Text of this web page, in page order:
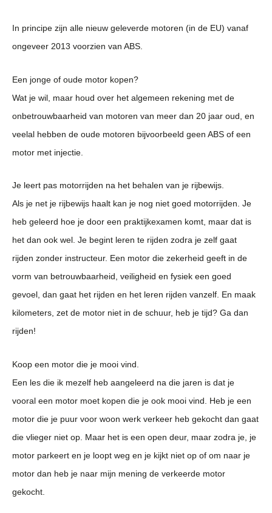
In principe zijn alle nieuw geleverde motoren (in de EU) vanaf
ongeveer 2013 voorzien van ABS.
Een jonge of oude motor kopen?
Wat je wil, maar houd over het algemeen rekening met de
onbetrouwbaarheid van motoren van meer dan 20 jaar oud, en
veelal hebben de oude motoren bijvoorbeeld geen ABS of een
motor met injectie.
Je leert pas motorrijden na het behalen van je rijbewijs.
Als je net je rijbewijs haalt kan je nog niet goed motorrijden. Je
heb geleerd hoe je door een praktijkexamen komt, maar dat is
het dan ook wel. Je begint leren te rijden zodra je zelf gaat
rijden zonder instructeur. Een motor die zekerheid geeft in de
vorm van betrouwbaarheid, veiligheid en fysiek een goed
gevoel, dan gaat het rijden en het leren rijden vanzelf. En maak
kilometers, zet de motor niet in de schuur, heb je tijd? Ga dan
rijden!
Koop een motor die je mooi vind.
Een les die ik mezelf heb aangeleerd na die jaren is dat je
vooral een motor moet kopen die je ook mooi vind. Heb je een
motor die je puur voor woon werk verkeer heb gekocht dan gaat
die vlieger niet op. Maar het is een open deur, maar zodra je, je
motor parkeert en je loopt weg en je kijkt niet op of om naar je
motor dan heb je naar mijn mening de verkeerde motor
gekocht.